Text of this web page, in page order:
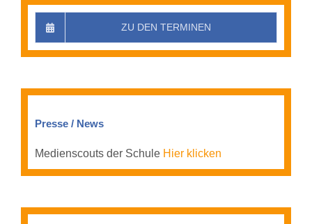
ZU DEN TERMINEN
Presse / News
Medienscouts der Schule Hier klicken